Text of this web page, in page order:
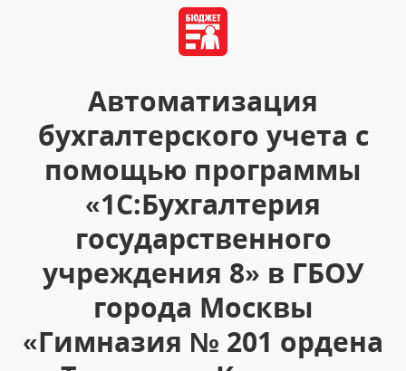
Автоматизация
бухгалтерского учета с
помощью программы
«1С:Бухгалтерия
государственного
учреждения 8» в ГБОУ
города Москвы
«Гимназия № 201 ордена